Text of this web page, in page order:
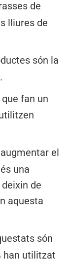
de
lliures de
són la
fan un
el
una
de
aquesta
són
han utilitzat